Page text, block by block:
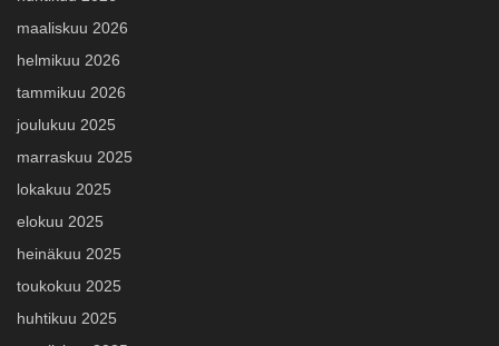
maaliskuu 2026
helmikuu 2026
tammikuu 2026
joulukuu 2025
marraskuu 2025
lokakuu 2025
elokuu 2025
heinäkuu 2025
toukokuu 2025
huhtikuu 2025